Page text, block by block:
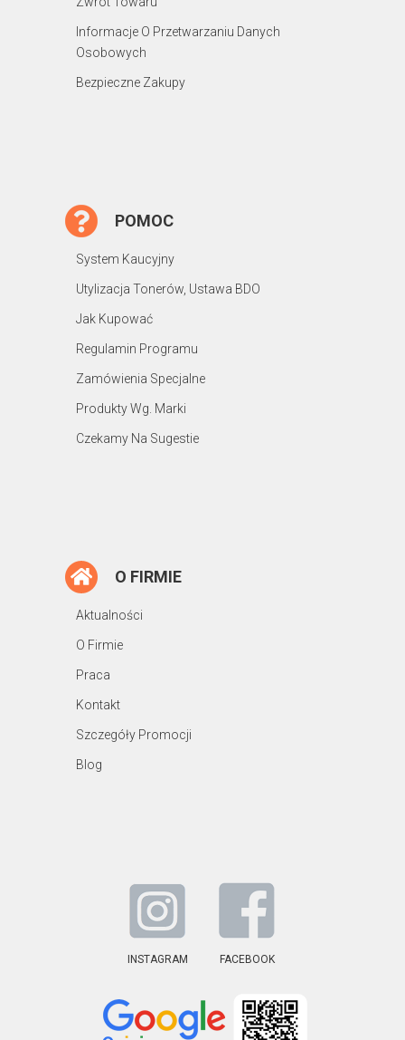
Informacje O Przetwarzaniu Danych
Osobowych
Bezpieczne Zakupy
POMOC
System Kaucyjny
Utylizacja Tonerów, Ustawa BDO
Jak Kupować
Regulamin Programu
Zamówienia Specjalne
Produkty Wg. Marki
Czekamy Na Sugestie
O FIRMIE
Aktualności
O Firmie
Praca
Kontakt
Szczegóły Promocji
Blog
INSTAGRAM FACEBOOK